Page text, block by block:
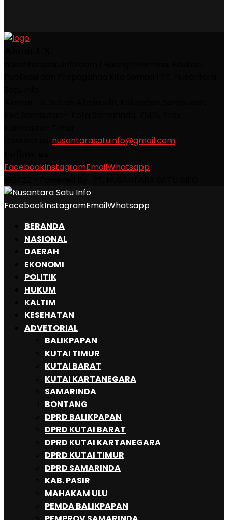
nusantarasatuinfo@gmail.com
FacebookInstagramEmailWhatsapp
FacebookInstagramEmailWhatsapp
BERANDA
NASIONAL
DAERAH
EKONOMI
POLITIK
HUKUM
KALTIM
KESEHATAN
ADVETORIAL
BALIKPAPAN
KUTAI TIMUR
KUTAI BARAT
KUTAI KARTANEGARA
SAMARINDA
BONTANG
DPRD BALIKPAPAN
DPRD KUTAI BARAT
DPRD KUTAI KARTANEGARA
DPRD KUTAI TIMUR
DPRD SAMARINDA
KAB. PASIR
MAHAKAM ULU
PEMDA BALIKPAPAN